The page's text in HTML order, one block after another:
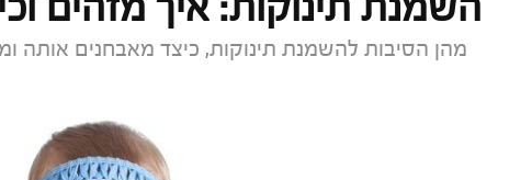
מהן הסיבות להשמנת תינוקות, כיצד מאבחנים אותה